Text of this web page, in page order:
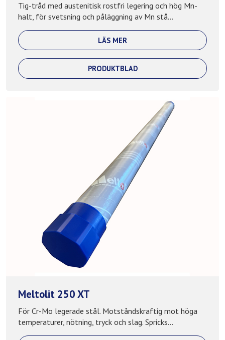
Tig-tråd med austenitisk rostfri legering och hög Mn-
halt, för svetsning och påläggning av Mn stå...
LÄS MER
PRODUKTBLAD
Meltolit 250 XT
För Cr-Mo legerade stål. Motståndskraftig mot höga
temperaturer, nötning, tryck och slag. Spricks...